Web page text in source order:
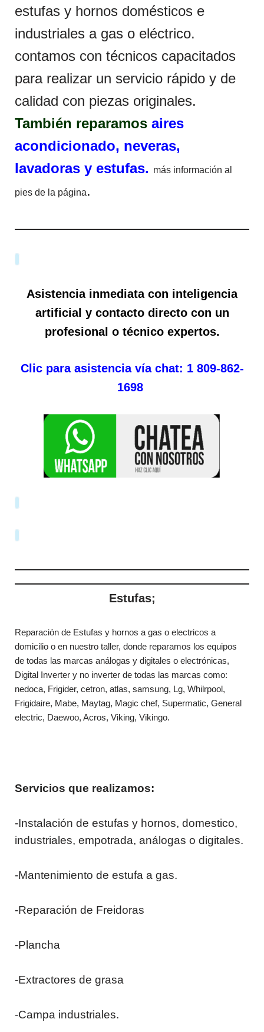
estufas y hornos domésticos e
industriales a gas o eléctrico.
contamos con técnicos capacitados
para realizar un servicio rápido y de
calidad con piezas originales.
También reparamos aires
acondicionado, neveras,
lavadoras y estufas. más información al
pies de la página.
Asistencia inmediata con inteligencia
artificial y contacto directo con un
profesional o técnico expertos.
Clic para asistencia vía chat: 1 809-862-
1698
Estufas;
Reparación de Estufas y hornos a gas o electricos a
domicilio o en nuestro taller, donde reparamos los equipos
de todas las marcas análogas y digitales o electrónicas,
Digital Inverter y no inverter de todas las marcas como:
nedoca, Frigider, cetron, atlas, samsung, Lg, Whilrpool,
Frigidaire, Mabe, Maytag, Magic chef, Supermatic, General
electric, Daewoo, Acros, Viking, Vikingo.
Servicios que realizamos:
-Instalación de estufas y hornos, domestico,
industriales, empotrada, análogas o digitales.
-Mantenimiento de estufa a gas.
-Reparación de Freidoras
-Plancha
-Extractores de grasa
-Campa industriales.